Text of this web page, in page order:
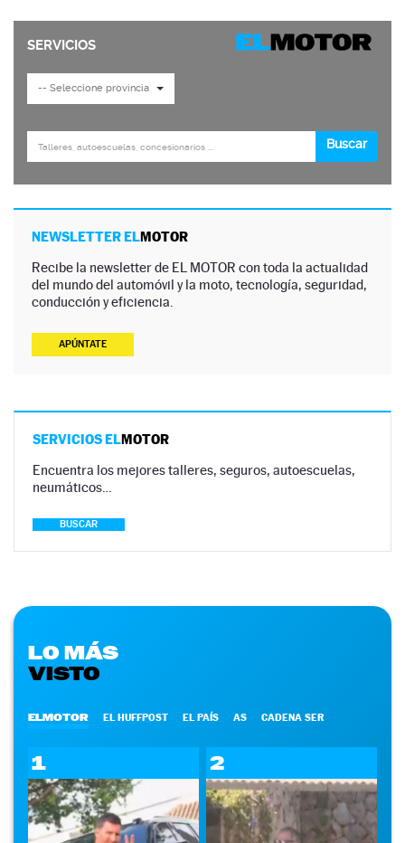
NEWSLETTER ELMOTOR
Recibe la newsletter de EL MOTOR con toda la actualidad
del mundo del automóvil y la moto, tecnología, seguridad,
conducción y eficiencia.
APÚNTATE
SERVICIOS ELMOTOR
Encuentra los mejores talleres, seguros, autoescuelas,
neumáticos…
BUSCAR
LO MÁS
VISTO
ELMOTOR EL HUFFPOST EL PAÍS AS CADENA SER
1 2